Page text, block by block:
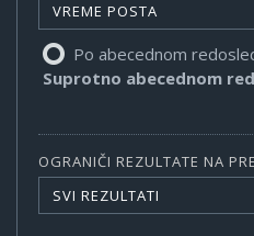
VREME POSTA
Po abecednom
Suprotno abecednom
OGRANIČI REZULTATE NA
SVI REZULTATI